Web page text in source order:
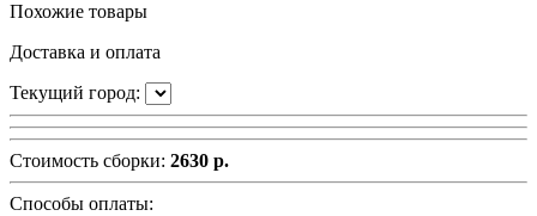
Похожие товары
Доставка и оплата
Текущий город:
Стоимость сборки: 2630 р.
Способы оплаты: